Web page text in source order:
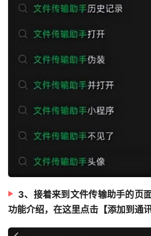
3、接着来到文件传输助手的页
功能介绍，在这里点击【添加到通讯